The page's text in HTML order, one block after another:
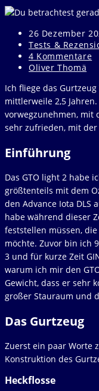
Beitrag
veröffentlicht:
26 Dezember
Beitrags-
Kategorie:
Tests &
Beitrags-
Kommentare:
4 Kommentare
Beitrags-
Oliver Thomä
Ich fliege das
mittlerweile 2,5
vorwegzunehmen, mit
sehr zufrieden, mit
Einführung
Das GTO light 2 habe
größtenteils mit dem
den Advance Iota DLS
habe während dieser
feststellen müssen,
möchte. Zuvor bin ich
3 und für kurze Zeit
warum ich mir den
Gewicht, dass er sehr
großer Stauraum und
Das Gurtzeug
Zuerst ein paar Worte
Konstruktion des
Heckflosse